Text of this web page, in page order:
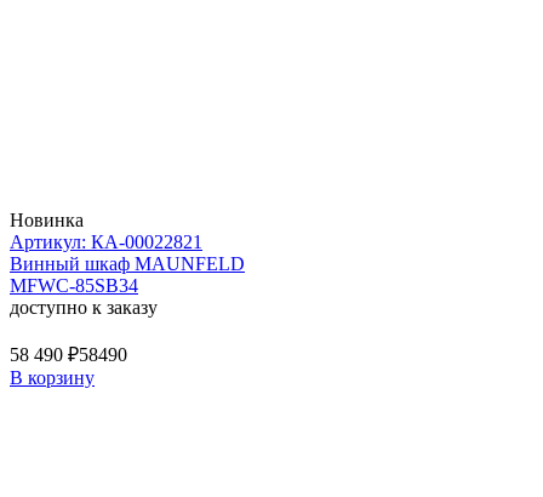
Новинка
Артикул: КА-00022821
Винный шкаф MAUNFELD
MFWC-85SB34
доступно к заказу
58 490 ₽58490
В корзину